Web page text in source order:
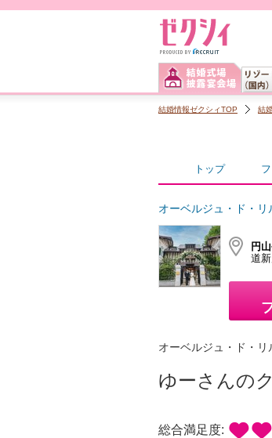
結婚情報ゼクシィTOP 結
トップ
オーベルジュ・ド・リ
円
道
オーベルジュ・ド・リ
ゆーさんの
総合満足度: